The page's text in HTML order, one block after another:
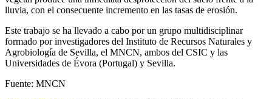
lluvia, con el consecuente incremento en las tasas de erosión.
Este trabajo se ha llevado a cabo por un grupo multidisciplinar
formado por investigadores del Instituto de Recursos Naturales y
Agrobiología de Sevilla, el MNCN, ambos del CSIC y las
Universidades de Évora (Portugal) y Sevilla.
Fuente: MNCN